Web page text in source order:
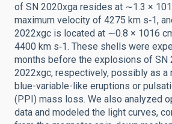
of SN 2020xga resides at ∼1.3 ×
maximum velocity of 4275 km s‑1,
2022xgc is located at ∼0.8 × 1016
4400 km s‑1. These shells were
months before the explosions of SN
2022xgc, respectively, possibly as a
blue-variable-like eruptions or
(PPI) mass loss. We also analyzed
data and modeled the light curves,